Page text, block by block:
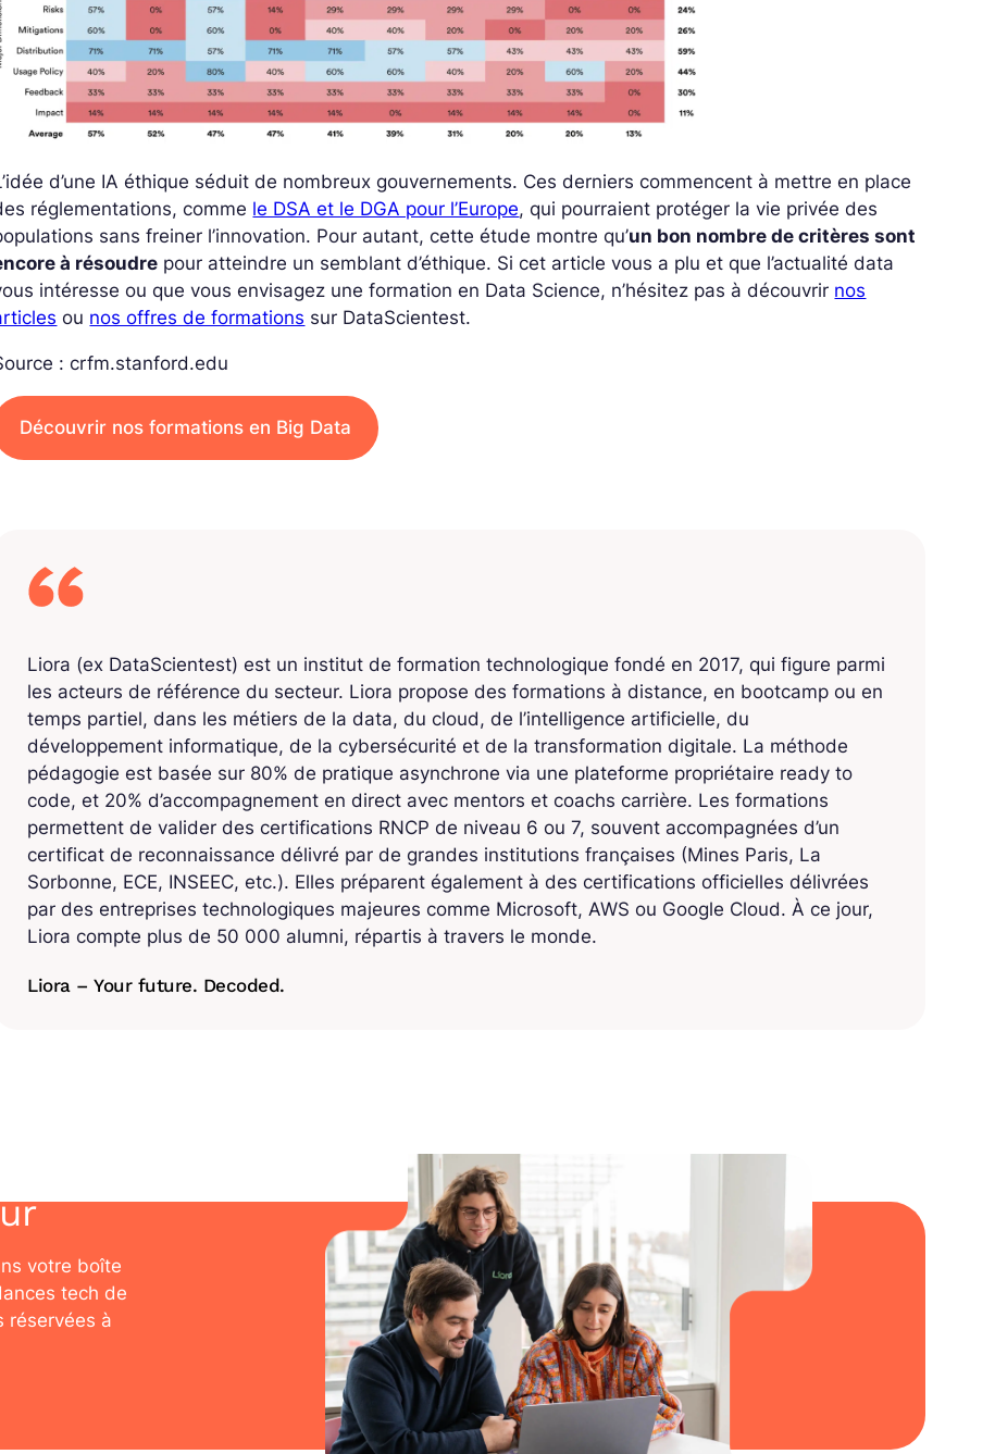
d’une IA éthique séduit de nombreux gouvernements. Ces derniers commencent à mettre en place
réglementations, comme le DSA et le DGA pour l’Europe, qui pourraient protéger la vie privée des
sans freiner l’innovation. Pour autant, cette étude montre qu’un bon nombre de critères sont
à résoudre pour atteindre un semblant d’éthique. Si cet article vous a plu et que l’actualité data
intéresse ou que vous envisagez une formation en Data Science, n’hésitez pas à découvrir nos
ou nos offres de formations sur DataScientest.
: crfm.stanford.edu
Découvrir nos formations en Big Data
Liora (ex DataScientest) est un institut de formation technologique fondé en 2017, qui figure parmi
les acteurs de référence du secteur. Liora propose des formations à distance, en bootcamp ou en
temps partiel, dans les métiers de la data, du cloud, de l’intelligence artificielle, du
développement informatique, de la cybersécurité et de la transformation digitale. La méthode
pédagogie est basée sur 80% de pratique asynchrone via une plateforme propriétaire ready to
code, et 20% d’accompagnement en direct avec mentors et coachs carrière. Les formations
permettent de valider des certifications RNCP de niveau 6 ou 7, souvent accompagnées d’un
certificat de reconnaissance délivré par de grandes institutions françaises (Mines Paris, La
Sorbonne, ECE, INSEEC, etc.). Elles préparent également à des certifications officielles délivrées
par des entreprises technologiques majeures comme Microsoft, AWS ou Google Cloud. À ce jour,
Liora compte plus de 50 000 alumni, répartis à travers le monde.
Liora – Your future. Decoded.
votre boîte
tech de
réservées à